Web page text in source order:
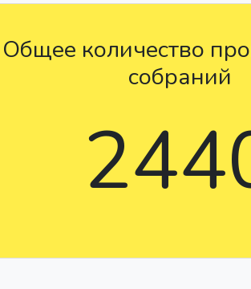
Общее количество
собраний